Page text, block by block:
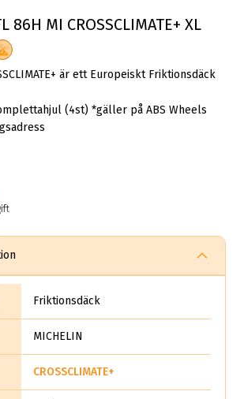
86H MI CROSSCLIMATE+ XL
är ett Europeiskt Friktionsdäck
(4st) *gäller på ABS Wheels
Friktionsdäck
MICHELIN
CROSSCLIMATE+